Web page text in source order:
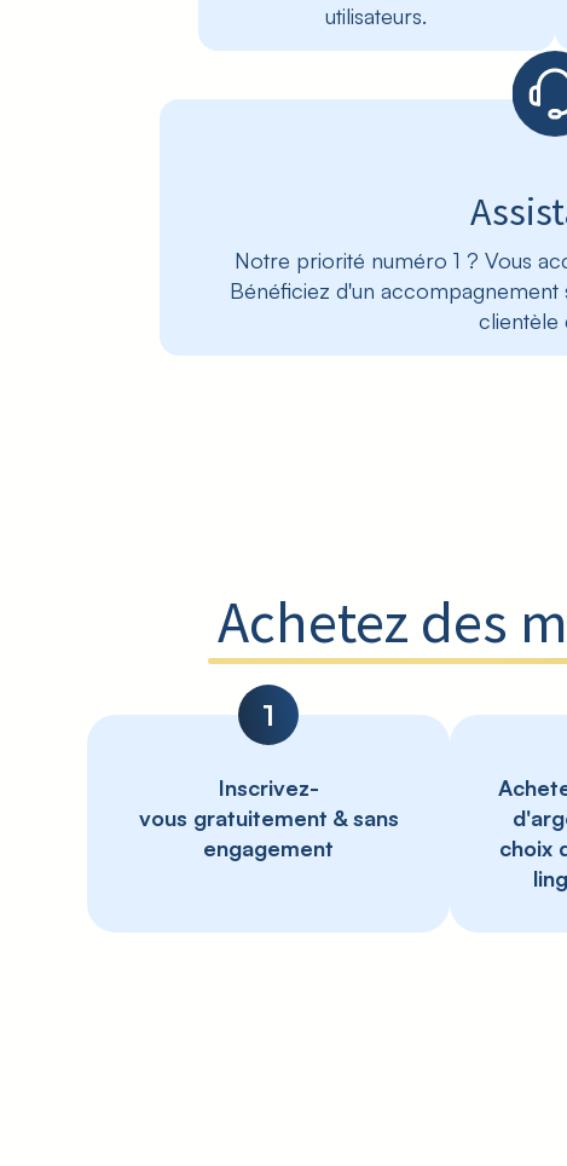
utilisateurs.
Notre priorité numéro 1 ? Vous
Bénéficiez d'un
clientèle
Achetez des
1
Inscrivez-
vous gratuitement & sans
engagement
choix